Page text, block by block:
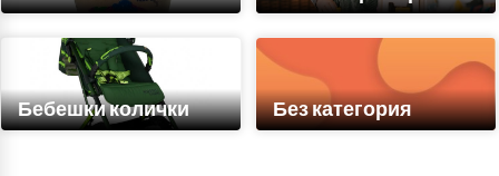
Бебешки колички Без категория